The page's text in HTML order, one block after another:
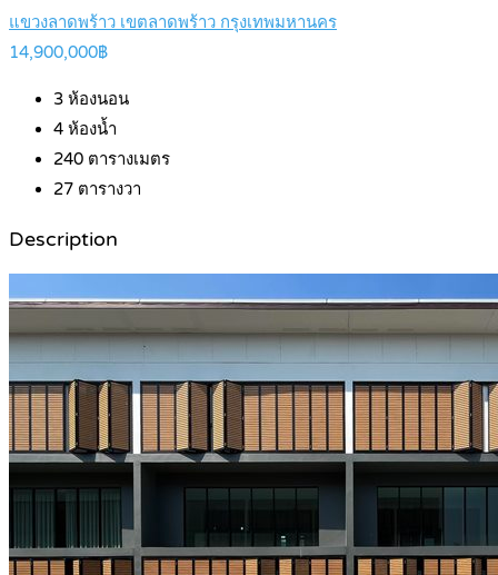
แขวงลาดพร้าว เขตลาดพร้าว กรุงเทพมหานคร
14,900,000฿
3 ห้องนอน
4 ห้องน้ำ
240 ตารางเมตร
27 ตารางวา
Description